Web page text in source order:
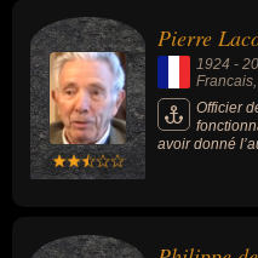
Pierre
1924 -
Francais
Officier
avoir donné
navire «